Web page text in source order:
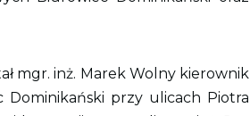
mgr. inż. Marek Wolny kierownik
przy ulicach Piotra